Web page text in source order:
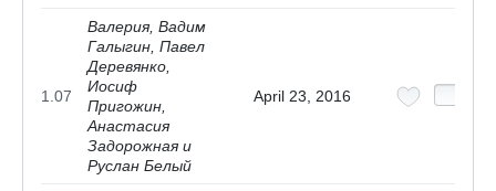
1.07
Валерия, Вадим
Галыгин, Павел
Деревянко,
Иосиф
Пригожин,
Анастасия
Задорожная и
Руслан Белый
April 23, 2016